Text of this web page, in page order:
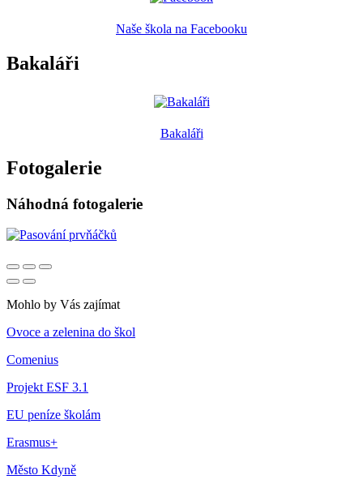
Naše škola na Facebooku
Bakaláři
Bakaláři
Fotogalerie
Náhodná fotogalerie
Mohlo by Vás zajímat
Ovoce a zelenina do škol
Comenius
Projekt ESF 3.1
EU peníze školám
Erasmus+
Město Kdyně